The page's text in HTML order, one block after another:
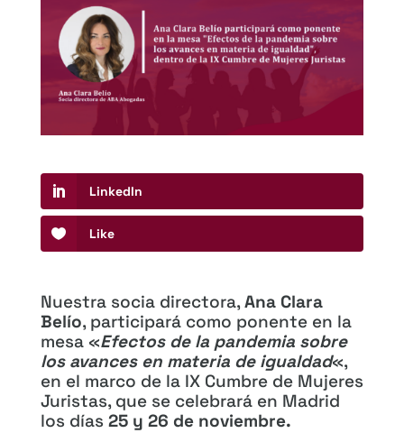
LinkedIn
Like
Nuestra socia directora,Ana Clara
Belío, participará como ponente en la
mesa «Efectos de la pandemia sobre
los avances en materia de igualdad«,
en el marco de la IX Cumbre de Mujeres
Juristas, que se celebrará en Madrid
los días 25 y 26 de noviembre.